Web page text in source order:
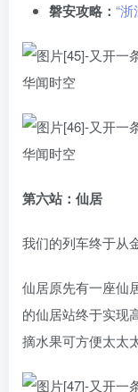
磐安攻略： “
第六站：仙居
我们的列车终于从
仙居原先有一座仙
的仙居站终于实现
摘水果可方便太太